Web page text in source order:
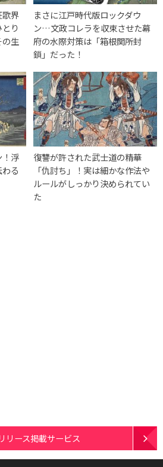
歌界
り
の生
まさに江戸時代版ロックダウ
ン…文政コレラを収束させた幕
府の水際対策は「箱根関所封
鎖」だった！
！浮
る
復讐が許された武士道の精華
「仇討ち」！実は細かな作法や
ルールがしっかり決められてい
た
リース掲載サービス